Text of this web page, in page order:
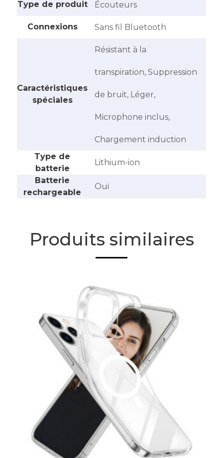
Type de produit ‎Écouteurs
Connexions ‎Sans fil Bluetooth
Caractéristiques
spéciales
Résistant à la
transpiration, Suppression
de bruit, Léger,
Microphone inclus,
Chargement induction
Type de
batterie
‎Lithium-ion
Batterie
rechargeable
‎Oui
Produits similaires